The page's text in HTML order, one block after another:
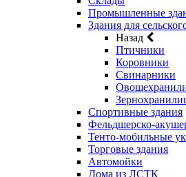
Промышленные
Здания для
Назад
Птичники
Коровники
Свинарники
Спортивные здания
Фельдшерско-
Тенто-мобильные
Торговые здания
Автомойки
Дома из ЛСТК